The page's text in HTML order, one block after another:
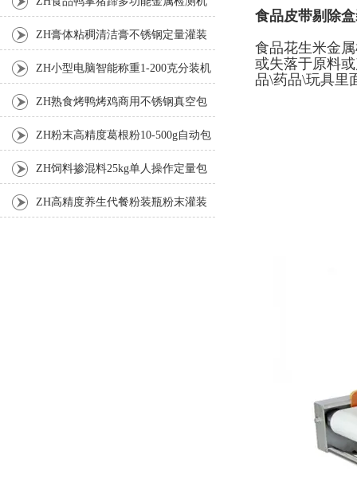
食品皮带剔除
食品花生米金
或失落于原料
品\药品\玩具里
ZH膏体粘稠清洁膏不锈钢定量灌装
机厂家 ZH小型电脑智能称重1-200克分装机
ZH熟食烤鸭烤鸡商用不锈钢真空包
装机 ZH粉末高精度葛根粉10-500g自动包
装机 ZH饲料掺混料25kg单人操作定量包
装机 ZH高精度养生代餐粉装瓶粉末灌装